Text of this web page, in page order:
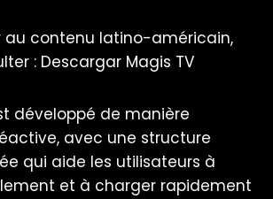
au contenu latino-américain,
: Descargar Magis TV
développé de manière
avec une structure
qui aide les utilisateurs à
et à charger rapidement